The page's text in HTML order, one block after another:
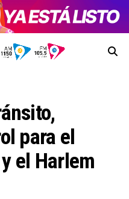
para el
el Harlem